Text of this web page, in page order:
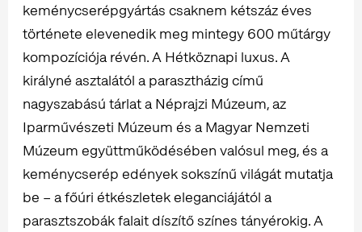
keménycserépgyártás csaknem kétszáz éves
története elevenedik meg mintegy 600 műtárgy
kompozíciója révén. A Hétköznapi luxus. A
királyné asztalától a parasztházig című
nagyszabású tárlat a Néprajzi Múzeum, az
Iparművészeti Múzeum és a Magyar Nemzeti
Múzeum együttműködésében valósul meg, és a
keménycserép edények sokszínű világát mutatja
be – a főúri étkészletek eleganciájától a
parasztszobák falait díszítő színes tányérokig. A